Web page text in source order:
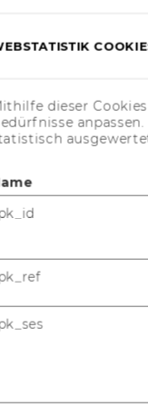
Institution
Studiengang
dieser